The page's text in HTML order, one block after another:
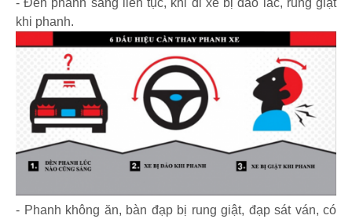
khi phanh.
- Phanh không ăn, bàn đạp bị rung giật, đạp sát ván, có